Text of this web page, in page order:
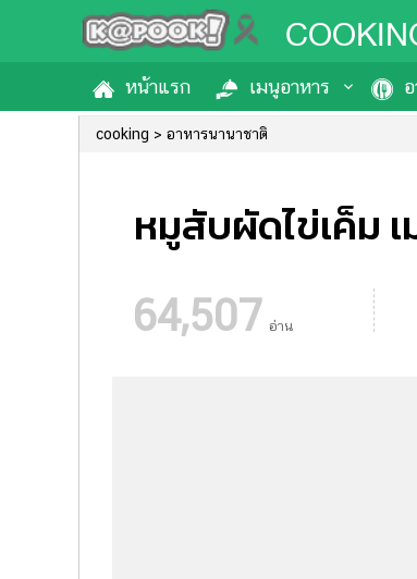
หน้าแรก เมนูอาหาร
cooking อาหารนานาชาติ
หมูสับผัดไข่เค็ม
64,507 อ่าน